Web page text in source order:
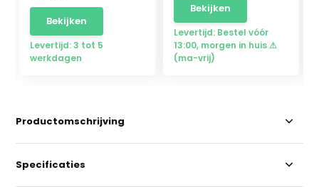
Bekijken
Levertijd: 3 tot 5
werkdagen
Bekijken
Levertijd: Bestel vóór
13:00, morgen in huis ⚠
(ma-vrij)
Productomschrijving
Specificaties